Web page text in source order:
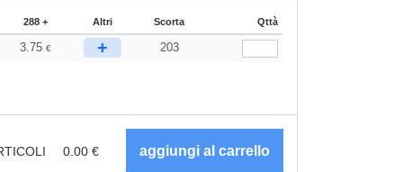
288 + Altri Scorta Qttà
3.75 € + 203
0.00 €